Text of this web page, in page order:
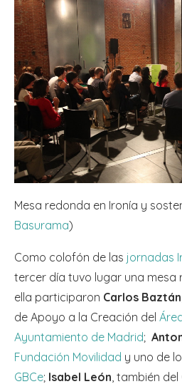
Mesa redonda en Ironía y
Basurama)
Como colofón de las jornadas
tercer día tuvo lugar una mesa
ella participaron Carlos Baztán
de Apoyo a la Creación del
Ayuntamiento de Madrid;
Fundación Movilidad y uno de
GBCe; Isabel León, también del